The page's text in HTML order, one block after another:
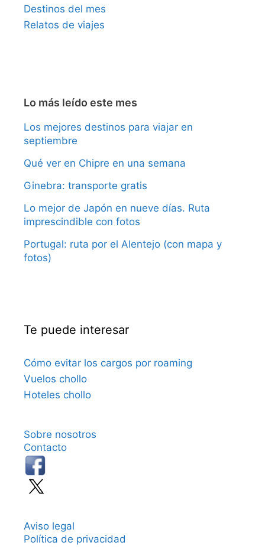
Destinos del mes
Relatos de viajes
Lo más leído este mes
Los mejores destinos para viajar en
septiembre
Qué ver en Chipre en una semana
Ginebra: transporte gratis
Lo mejor de Japón en nueve días. Ruta
imprescindible con fotos
Portugal: ruta por el Alentejo (con mapa y
fotos)
Te puede interesar
Cómo evitar los cargos por roaming
Vuelos chollo
Hoteles chollo
Sobre nosotros
Contacto
Aviso legal
Política de privacidad